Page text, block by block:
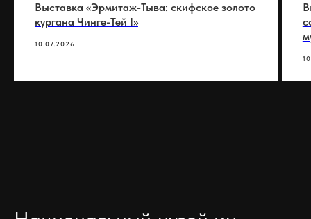
Выставка «Эрмитаж-Тыва: скифское золото
кургана Чинге-Тей I»
10.07.2026